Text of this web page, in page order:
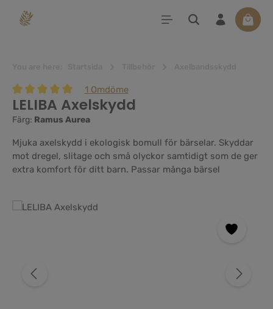
Genomsnittligt betyg på 5 av 5 stjärnor
1 Omdöme
LELIBA Axelskydd
Färg: Ramus Aurea
Mjuka axelskydd i ekologisk bomull för bärselar. Skyddar
mot dregel, slitage och små olyckor samtidigt som de ger
extra komfort för ditt barn. Passar många bärsel
Hoppa över bildgalleri